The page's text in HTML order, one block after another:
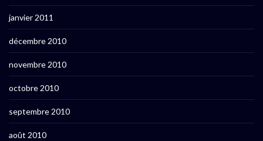
janvier 2011
décembre 2010
novembre 2010
octobre 2010
septembre 2010
août 2010